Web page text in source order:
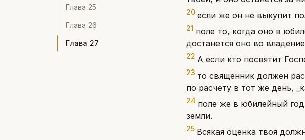
Глава 25
Глава 26
Глава 27
20 если же он не выкупит
21 поле то, когда оно в
достанется оно во
22 А если кто посвятит
23 то священник должен
по расчету в тот же день,
24 поле же в юбилейный
земли.
25 Всякая оценка твоя